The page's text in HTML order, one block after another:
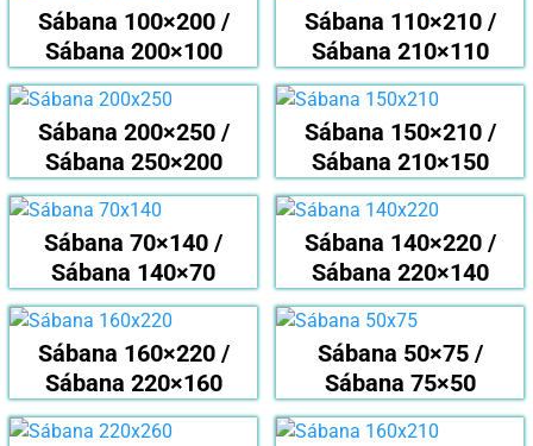
Sábana 100×200 /
Sábana 200×100
Sábana 110×210 /
Sábana 210×110
Sábana 200×250 /
Sábana 250×200
Sábana 150×210 /
Sábana 210×150
Sábana 70×140 /
Sábana 140×70
Sábana 140×220 /
Sábana 220×140
Sábana 160×220 /
Sábana 220×160
Sábana 50×75 /
Sábana 75×50